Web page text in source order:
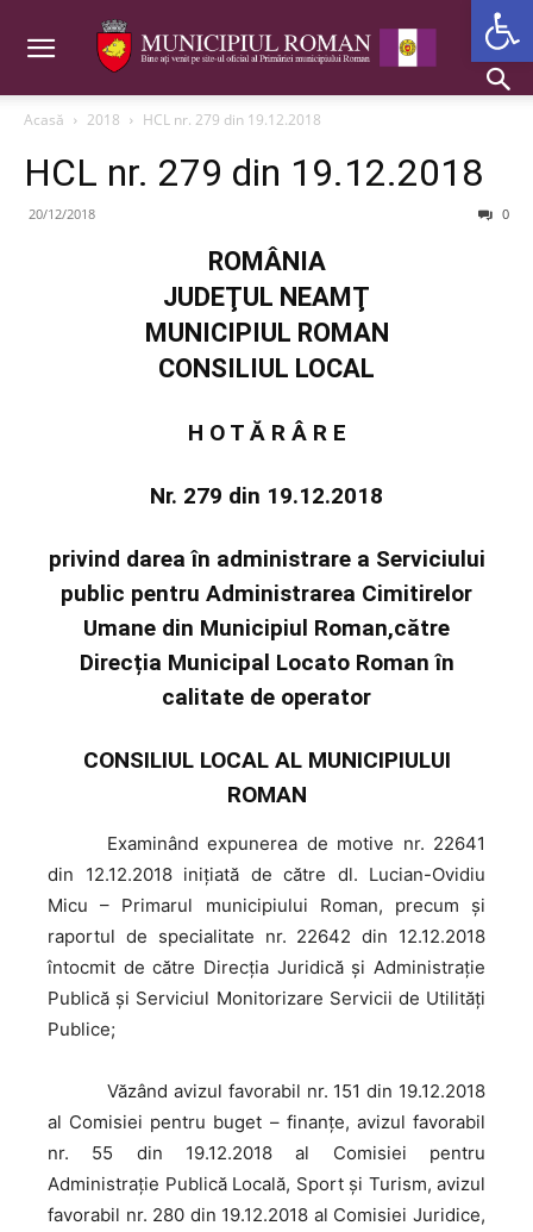
Acasă 2018 HCL nr. 279 din 19.12.2018
HCL nr. 279 din 19.12.2018
20/12/2018 0
ROMÂNIA
JUDEŢUL NEAMŢ
MUNICIPIUL ROMAN
CONSILIUL LOCAL
H O T Ă R Â R E
Nr. 279 din 19.12.2018
privind darea în administrare a Serviciului
public pentru Administrarea Cimitirelor
Umane din Municipiul Roman,către
Direcția Municipal Locato Roman în
calitate de operator
CONSILIUL LOCAL AL MUNICIPIULUI
ROMAN
Examinând expunerea de motive nr. 22641
din 12.12.2018 iniţiată de către dl. Lucian-Ovidiu
Micu – Primarul municipiului Roman, precum şi
raportul de specialitate nr. 22642 din 12.12.2018
întocmit de către Direcția Juridică și Administrație
Publică și Serviciul Monitorizare Servicii de Utilități
Publice;
Văzând avizul favorabil nr. 151 din 19.12.2018
al Comisiei pentru buget – finanțe, avizul favorabil
nr. 55 din 19.12.2018 al Comisiei pentru
Administraţie Publică Locală, Sport şi Turism, avizul
favorabil nr. 280 din 19.12.2018 al Comisiei Juridice,